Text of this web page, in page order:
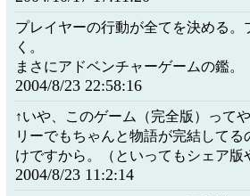
プレイヤーの行動が全てを決める
く。
まさにアドベンチャーゲームの鑑。
2004/8/23 22:58:16
↑いや、このゲーム（完全版）って
リーでもちゃんと物語が完結して
けですから。（といってもシェア版
2004/8/23 11:2:14